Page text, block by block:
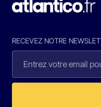
RECEVEZ NOTRE